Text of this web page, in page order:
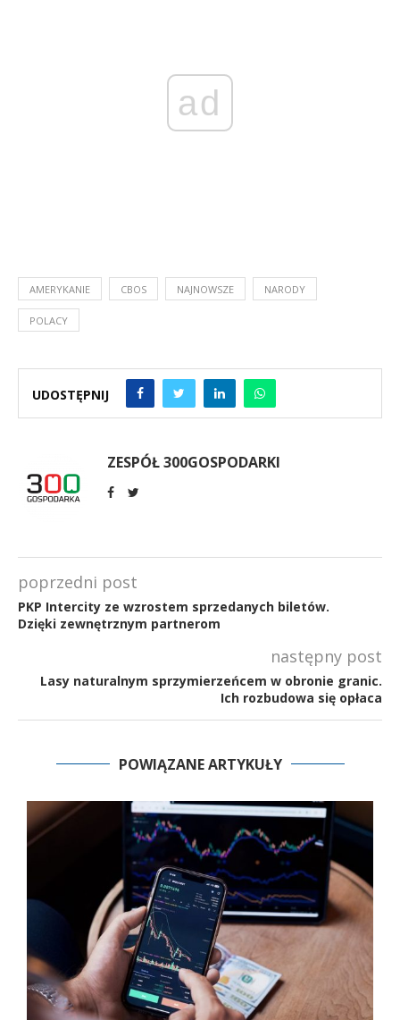
ad
AMERYKANIE CBOS NAJNOWSZE NARODY
POLACY
UDOSTĘPNIJ
ZESPÓŁ 300GOSPODARKI
poprzedni post
PKP Intercity ze wzrostem sprzedanych biletów.
Dzięki zewnętrznym partnerom
następny post
Lasy naturalnym sprzymierzeńcem w obronie granic.
Ich rozbudowa się opłaca
POWIĄZANE ARTYKUŁY